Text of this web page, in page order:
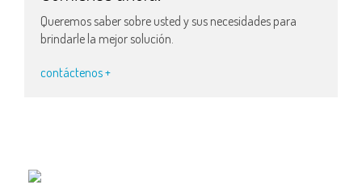
Queremos saber sobre usted y sus necesidades para
brindarle la mejor solución.
contáctenos +